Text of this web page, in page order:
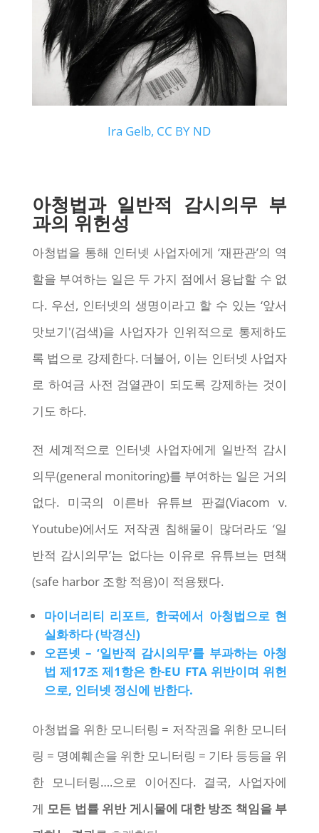
Ira Gelb, CC BY ND
아청법과 일반적 감시의무 부
과의 위헌성
아청법을 통해 인터넷 사업자에게 ‘재판관’의 역
할을 부여하는 일은 두 가지 점에서 용납할 수 없
다. 우선, 인터넷의 생명이라고 할 수 있는 ‘앞서
맛보기'(검색)을 사업자가 인위적으로 통제하도
록 법으로 강제한다. 더불어, 이는 인터넷 사업자
로 하여금 사전 검열관이 되도록 강제하는 것이
기도 하다.
전 세계적으로 인터넷 사업자에게 일반적 감시
의무(general monitoring)를 부여하는 일은 거의
없다. 미국의 이른바 유튜브 판결(Viacom v.
Youtube)에서도 저작권 침해물이 많더라도 ‘일
반적 감시의무’는 없다는 이유로 유튜브는 면책
(safe harbor 조항 적용)이 적용됐다.
마이너리티 리포트, 한국에서 아청법으로 현
실화하다 (박경신)
오픈넷 – ‘일반적 감시의무’를 부과하는 아청
법 제17조 제1항은 한-EU FTA 위반이며 위헌
으로, 인터넷 정신에 반한다.
아청법을 위한 모니터링 = 저작권을 위한 모니터
링 = 명예훼손을 위한 모니터링 = 기타 등등을 위
한 모니터링….으로 이어진다. 결국, 사업자에
게 모든 법률 위반 게시물에 대한 방조 책임을 부